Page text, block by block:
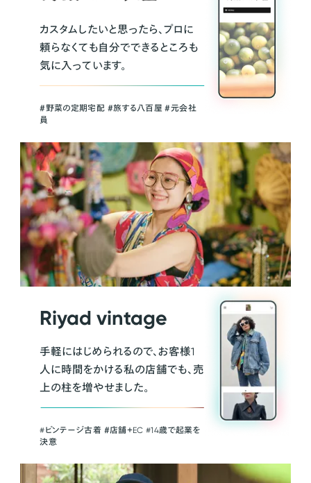
カスタムしたいと思ったら、プロに
頼らなくても自分でできるところも
気に入っています。
＃野菜の定期宅配 ＃旅する八百屋 ＃元会社
員
Riyad vintage
手軽にはじめられるので、お客様1
人に時間をかける私の店舗でも、売
上の柱を増やせました。
#ビンテージ古着 ＃店舗＋EC #14歳で起業を
決意